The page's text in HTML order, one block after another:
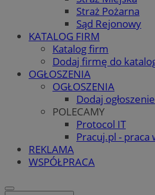
Straż Pożarna
Sąd Rejonowy
KATALOG FIRM
Katalog firm
Dodaj firmę do
OGŁOSZENIA
OGŁOSZENIA
Dodaj ogłoszenie
POLECAMY
Protocol IT
Pracuj.pl - praca
REKLAMA
WSPÓŁPRACA